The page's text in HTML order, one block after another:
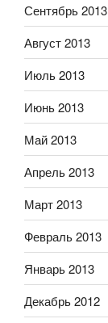
Сентябрь 2013
Август 2013
Июль 2013
Июнь 2013
Май 2013
Апрель 2013
Март 2013
Февраль 2013
Январь 2013
Декабрь 2012